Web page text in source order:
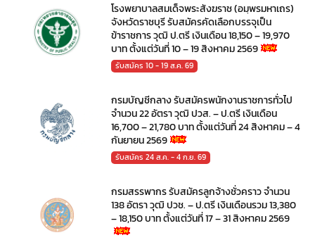
โรงพยาบาลสมเด็จพระสังฆราช (อมฺพรมหาเถร)
จังหวัดราชบุรี รับสมัครคัดเลือกบรรจุเป็น
ข้าราชการ วุฒิ ป.ตรี เงินเดือน 18,150 – 19,970
บาท ตั้งแต่วันที่ 10 – 19 สิงหาคม 2569
รับสมัคร 10 - 19 ส.ค. 69
กรมบัญชีกลาง รับสมัครพนักงานราชการทั่วไป
จำนวน 22 อัตรา วุฒิ ปวส. – ป.ตรี เงินเดือน
16,700 – 21,780 บาท ตั้งแต่วันที่ 24 สิงหาคม – 4
กันยายน 2569
รับสมัคร 24 ส.ค. - 4 ก.ย. 69
กรมสรรพากร รับสมัครลูกจ้างชั่วคราว จำนวน
138 อัตรา วุฒิ ปวช. – ป.ตรี เงินเดือนรวม 13,380
– 18,150 บาท ตั้งแต่วันที่ 17 – 31 สิงหาคม 2569